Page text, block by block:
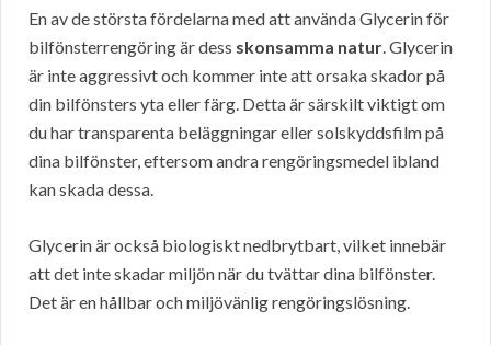
En av de största fördelarna med att använda Glycerin för
bilfönsterrengöring är dess skonsamma natur. Glycerin
är inte aggressivt och kommer inte att orsaka skador på
din bilfönsters yta eller färg. Detta är särskilt viktigt om
du har transparenta beläggningar eller solskyddsfilm på
dina bilfönster, eftersom andra rengöringsmedel ibland
kan skada dessa.
Glycerin är också biologiskt nedbrytbart, vilket innebär
att det inte skadar miljön när du tvättar dina bilfönster.
Det är en hållbar och miljövänlig rengöringslösning.